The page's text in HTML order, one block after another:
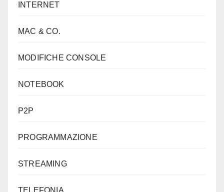
INTERNET
MAC & CO.
MODIFICHE CONSOLE
NOTEBOOK
P2P
PROGRAMMAZIONE
STREAMING